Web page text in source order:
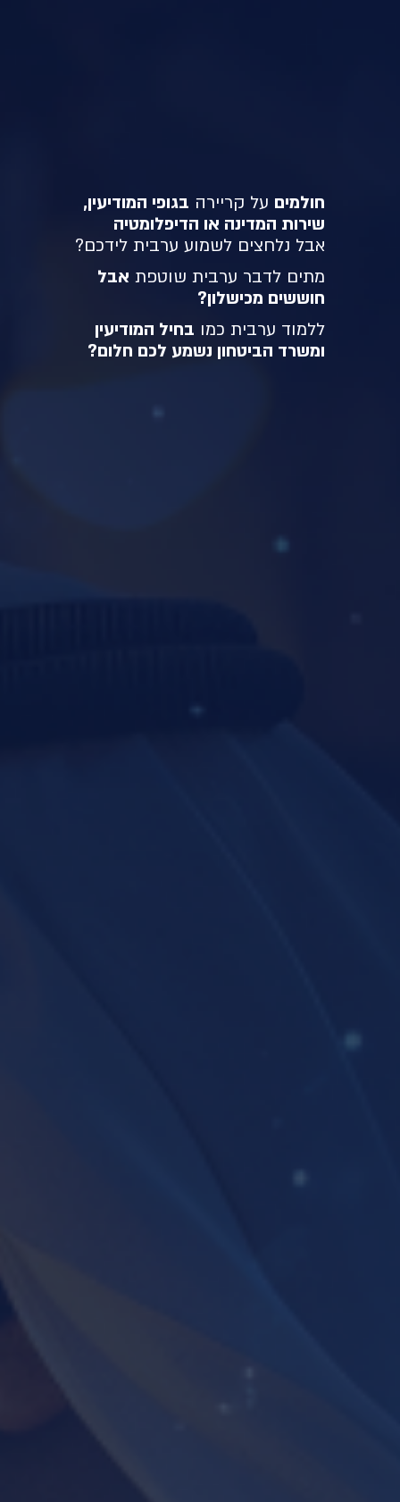
חולמים על קריירה בגופי המודיעין,
שירות המדינה או הדיפלומטיה
אבל נלחצים לשמוע ערבית לידכם?
מתים לדבר ערבית שוטפת אבל
חוששים מכישלון?
ללמוד ערבית כמו בחיל המודיעין
ומשרד הביטחון נשמע לכם חלום?